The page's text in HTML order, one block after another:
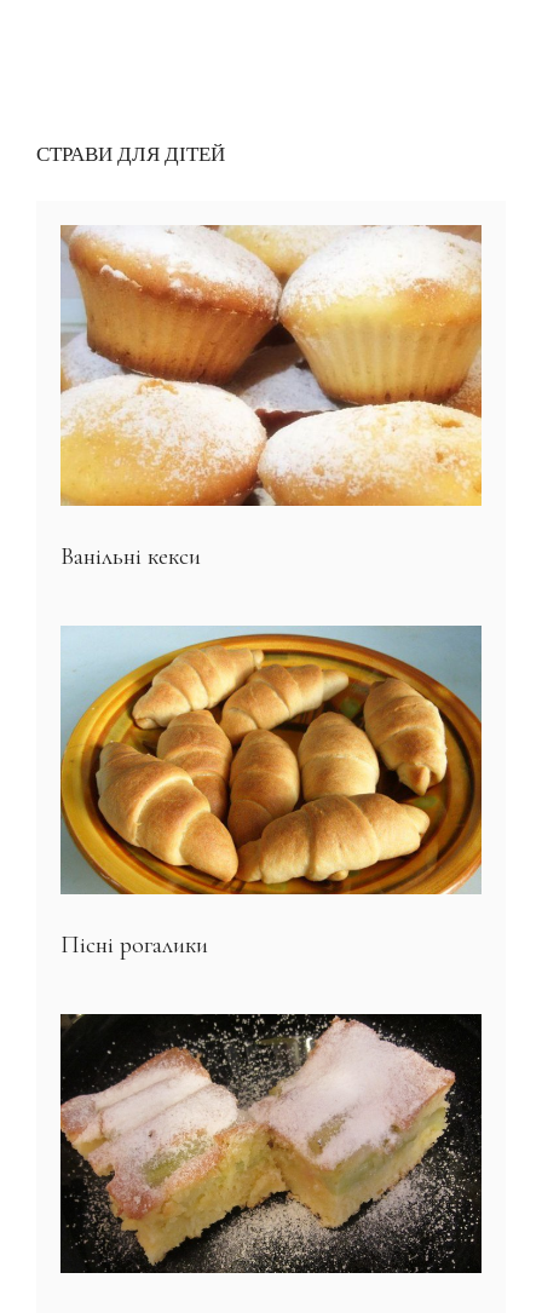
СТРАВИ ДЛЯ ДІТЕЙ
Ванільні кекси
Пісні рогалики